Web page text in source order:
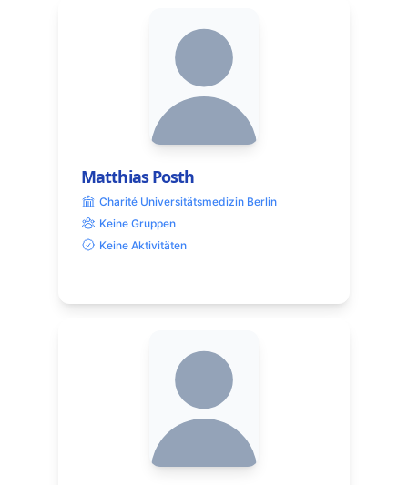
Matthias Posth
Charité Universitätsmedizin Berlin
Keine Gruppen
Keine Aktivitäten